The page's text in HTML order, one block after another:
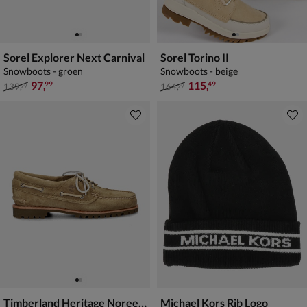
Sorel Explorer Next Carnival
Snowboots - groen
van € 139,99 voor € 97,99
139,99 97,99
Sorel Torino II
Snowboots - beige
van € 164,99 voor € 115,49
164,99 115,49
Timberland Heritage Noreen 3-Eye Lug Michael Kors Rib Logo